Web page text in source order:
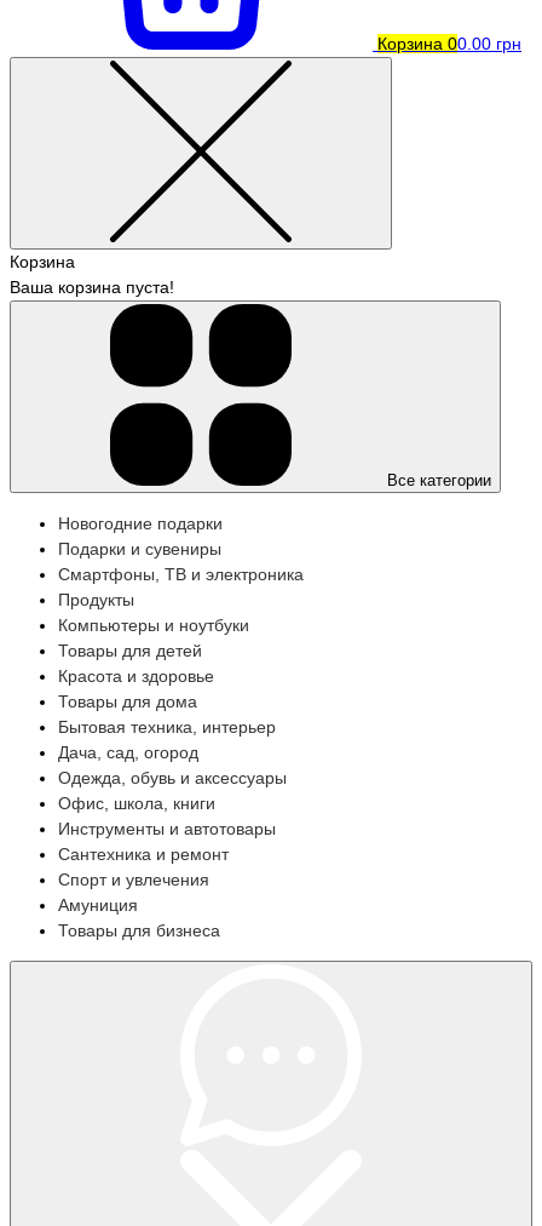
Корзина 00.00 грн
Корзина
Ваша корзина пуста!
Все категории
Новогодние подарки
Подарки и сувениры
Смартфоны, ТВ и электроника
Продукты
Компьютеры и ноутбуки
Товары для детей
Красота и здоровье
Товары для дома
Бытовая техника, интерьер
Дача, сад, огород
Одежда, обувь и аксессуары
Офис, школа, книги
Инструменты и автотовары
Сантехника и ремонт
Спорт и увлечения
Амуниция
Товары для бизнеса